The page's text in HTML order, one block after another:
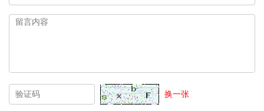
换一张